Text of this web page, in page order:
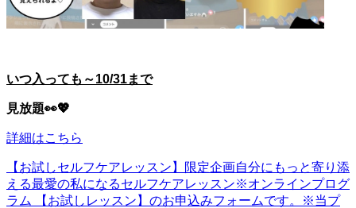
いつ入っても～10/31まで
見放題👀💖
詳細はこちら
【お試しセルフケアレッスン】限定企画自分にもっと寄り添
える最愛の私になるセルフケアレッスン※オンラインプログ
ラム 【お試しレッスン】のお申込みフォームです。※当プ